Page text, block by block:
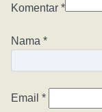
Komentar *
Nama *
Email *